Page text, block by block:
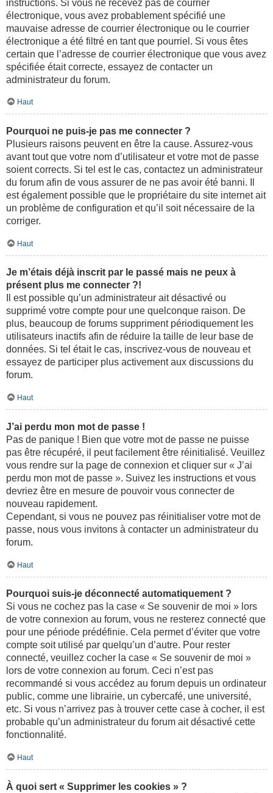
instructions. Si vous ne recevez pas de courrier
électronique, vous avez probablement spécifié une
mauvaise adresse de courrier électronique ou le courrier
électronique a été filtré en tant que pourriel. Si vous êtes
certain que l’adresse de courrier électronique que vous avez
spécifiée était correcte, essayez de contacter un
administrateur du forum.
Haut
Pourquoi ne puis-je pas me connecter ?
Plusieurs raisons peuvent en être la cause. Assurez-vous
avant tout que votre nom d’utilisateur et votre mot de passe
soient corrects. Si tel est le cas, contactez un administrateur
du forum afin de vous assurer de ne pas avoir été banni. Il
est également possible que le propriétaire du site internet ait
un problème de configuration et qu’il soit nécessaire de la
corriger.
Haut
Je m’étais déjà inscrit par le passé mais ne peux à
présent plus me connecter ?!
Il est possible qu’un administrateur ait désactivé ou
supprimé votre compte pour une quelconque raison. De
plus, beaucoup de forums suppriment périodiquement les
utilisateurs inactifs afin de réduire la taille de leur base de
données. Si tel était le cas, inscrivez-vous de nouveau et
essayez de participer plus activement aux discussions du
forum.
Haut
J’ai perdu mon mot de passe !
Pas de panique ! Bien que votre mot de passe ne puisse
pas être récupéré, il peut facilement être réinitialisé. Veuillez
vous rendre sur la page de connexion et cliquer sur « J’ai
perdu mon mot de passe ». Suivez les instructions et vous
devriez être en mesure de pouvoir vous connecter de
nouveau rapidement.
Cependant, si vous ne pouvez pas réinitialiser votre mot de
passe, nous vous invitons à contacter un administrateur du
forum.
Haut
Pourquoi suis-je déconnecté automatiquement ?
Si vous ne cochez pas la case « Se souvenir de moi » lors
de votre connexion au forum, vous ne resterez connecté que
pour une période prédéfinie. Cela permet d’éviter que votre
compte soit utilisé par quelqu’un d’autre. Pour rester
connecté, veuillez cocher la case « Se souvenir de moi »
lors de votre connexion au forum. Ceci n’est pas
recommandé si vous accédez au forum depuis un ordinateur
public, comme une librairie, un cybercafé, une université,
etc. Si vous n’arrivez pas à trouver cette case à cocher, il est
probable qu’un administrateur du forum ait désactivé cette
fonctionnalité.
Haut
À quoi sert « Supprimer les cookies » ?